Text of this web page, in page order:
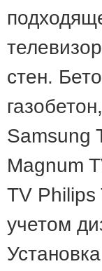
стен.
Samsung
Magnum
TV Philips
учетом